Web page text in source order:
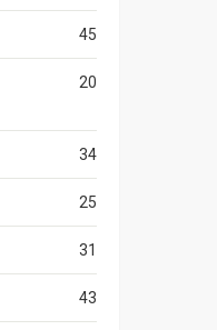
45
20
34
25
31
43